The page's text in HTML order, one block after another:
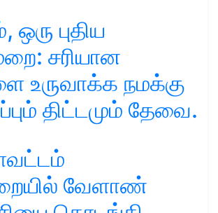
புதிய
சரியான
உருவாக்க நமக்கு
திட்டமும் தேவை.
வேளாண்